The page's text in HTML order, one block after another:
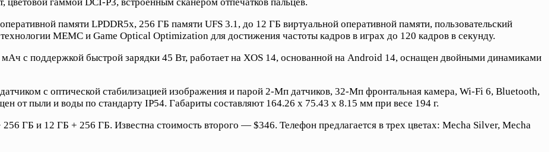
памяти LPDDR5x, 256 ГБ памяти UFS 3.1, до 12 ГБ виртуальной оперативной памяти, пользовательский
MEMC и Game Optical Optimization для достижения частоты кадров в играх до 120 кадров в секунду.
с поддержкой быстрой зарядки 45 Вт, работает на XOS 14, основанной на Android 14, оснащен двойными динамиками
с оптической стабилизацией изображения и парой 2-Мп датчиков, 32-Мп фронтальная камера, Wi-Fi 6, Bluetooth,
от пыли и воды по стандарту IP54. Габариты составляют 164.26 x 75.43 x 8.15 мм при весе 194 г.
ГБ и 12 ГБ + 256 ГБ. Известна стоимость второго — $346. Телефон предлагается в трех цветах: Mecha Silver, Mecha